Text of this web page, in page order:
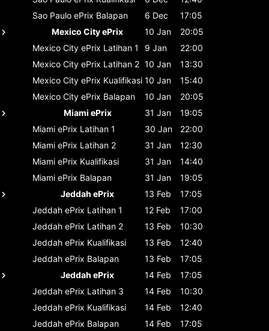
Sao Paulo ePrix Balapan 6 Dec
17:05
Mexico City ePrix
10 Jan
20:05
Mexico City ePrix Latihan 1 9 Jan
22:00
Mexico City ePrix Latihan 2 10 Jan
13:30
Mexico City ePrix Kualifikasi 10 Jan
15:40
Mexico City ePrix Balapan 10 Jan
20:05
Miami ePrix
31 Jan
19:05
Miami ePrix Latihan 1 30 Jan
22:00
Miami ePrix Latihan 2 31 Jan
12:30
Miami ePrix Kualifikasi 31 Jan
14:40
Miami ePrix Balapan 31 Jan
19:05
Jeddah ePrix
13 Feb
17:05
Jeddah ePrix Latihan 1 12 Feb
17:00
Jeddah ePrix Latihan 2 13 Feb
10:30
Jeddah ePrix Kualifikasi 13 Feb
12:40
Jeddah ePrix Balapan 13 Feb
17:05
Jeddah ePrix
14 Feb
17:05
Jeddah ePrix Latihan 3 14 Feb
10:30
Jeddah ePrix Kualifikasi 14 Feb
12:40
Jeddah ePrix Balapan 14 Feb
17:05